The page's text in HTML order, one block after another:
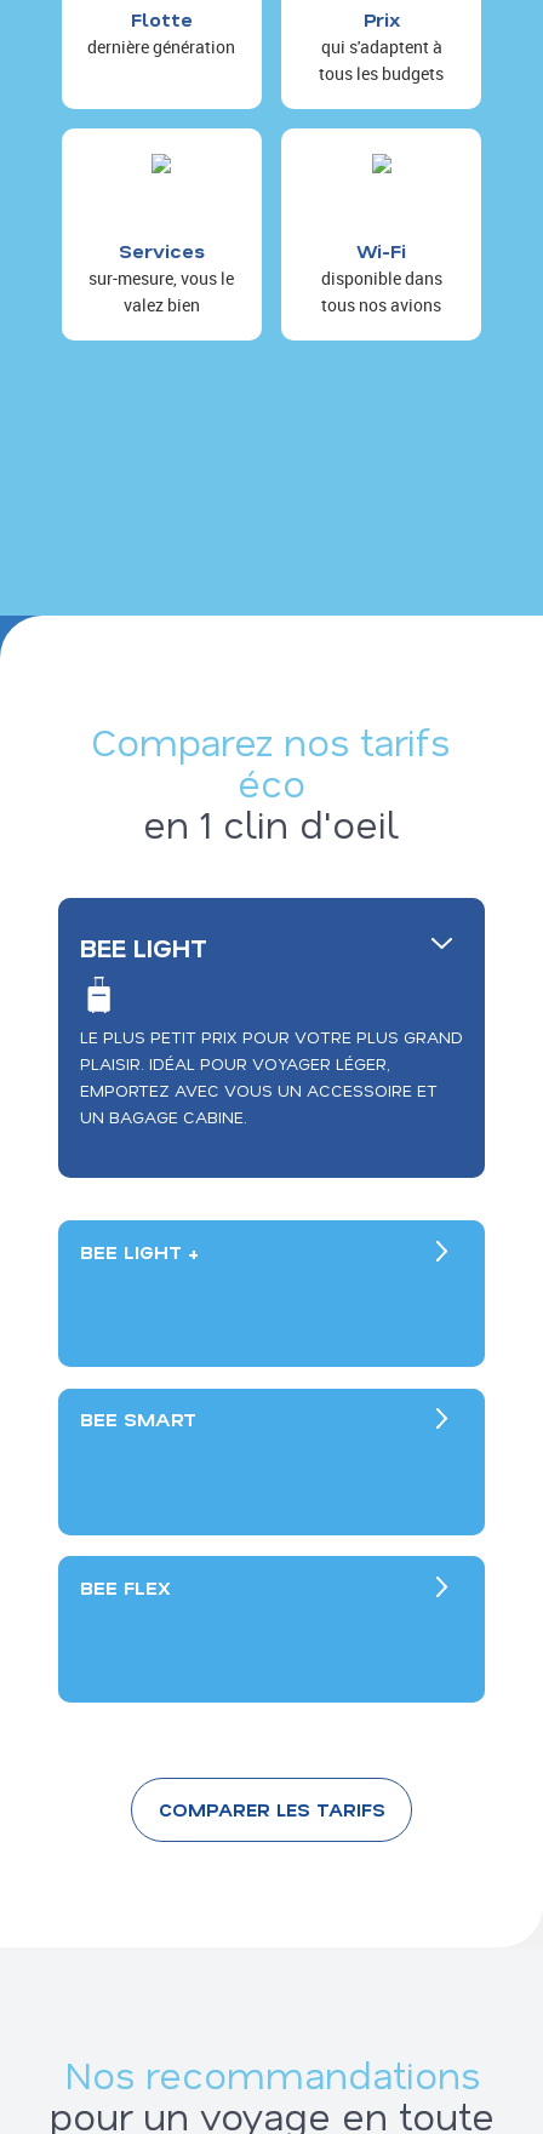
Flotte
dernière génération
Prix
qui s'adaptent à
tous les budgets
Services
sur-mesure, vous le
valez bien
Wi-Fi
disponible dans
tous nos avions
Comparez nos tarifs
éco
en 1 clin d'oeil
BEE LIGHT
LE PLUS PETIT PRIX POUR VOTRE PLUS GRAND
PLAISIR. IDÉAL POUR VOYAGER LÉGER,
EMPORTEZ AVEC VOUS UN ACCESSOIRE ET
UN BAGAGE CABINE.
BEE LIGHT +
BEE SMART
BEE FLEX
COMPARER LES TARIFS
Nos recommandations
pour un voyage en toute